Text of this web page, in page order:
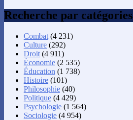
Recherche par catégories
Combat (4 231)
Culture (292)
Droit (4 911)
Économie (2 535)
Éducation (1 738)
Histoire (101)
Philosophie (40)
Politique (4 429)
Psychologie (1 564)
Sociologie (4 954)